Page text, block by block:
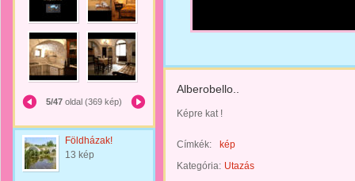
5/47 oldal (369 kép)
Földházak!
13 kép
Alberobello..
Képre kat !
Címkék:
kép
Kategória: Utazás